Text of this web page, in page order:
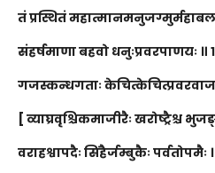
तं प्रस्थितं
संहर्षमाणा बहवो धनुःप्रवरपाणयः ॥
गजस्कन्धगताः
[ व्याघ्रवृश्चिकमाजीरैः खरोष्ट्रैश्च
वराहश्वापदैः सिंहैर्जम्बुकैः पर्वतोपमैः ।